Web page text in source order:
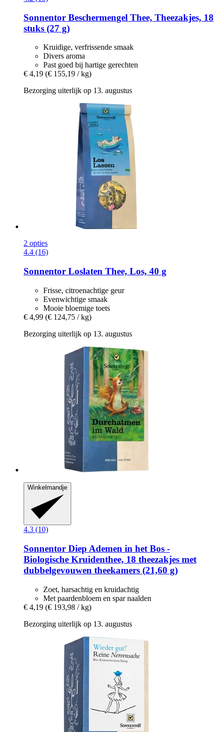
Sonnentor Beschermengel Thee, Theezakjes, 18
stuks (27 g)
Kruidige, verfrissende smaak
Divers aroma
Past goed bij hartige gerechten
€ 4,19 (€ 155,19 / kg)
Bezorging uiterlijk op 13. augustus
2 opties
4.4 (16)
Sonnentor Loslaten Thee, Los, 40 g
Frisse, citroenachtige geur
Evenwichtige smaak
Mooie bloemige toets
€ 4,99 (€ 124,75 / kg)
Bezorging uiterlijk op 13. augustus
Winkelmandje
4.3 (10)
Sonnentor Diep Ademen in het Bos -​
Biologische Kruidenthee, 18 theezakjes met
dubbelgevouwen theekamers (21,60 g)
Zoet, harsachtig en kruidachtig
Met paardenbloem en spar naalden
€ 4,19 (€ 193,98 / kg)
Bezorging uiterlijk op 13. augustus